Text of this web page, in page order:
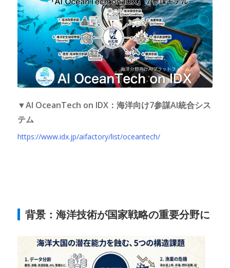
▼AI OceanTech on IDX：海洋向け7参謀AI統合シス
テム
https://www.idx.jp/aifactory/list/oceantech/
背景：海洋技術が国家戦略の重要分野に